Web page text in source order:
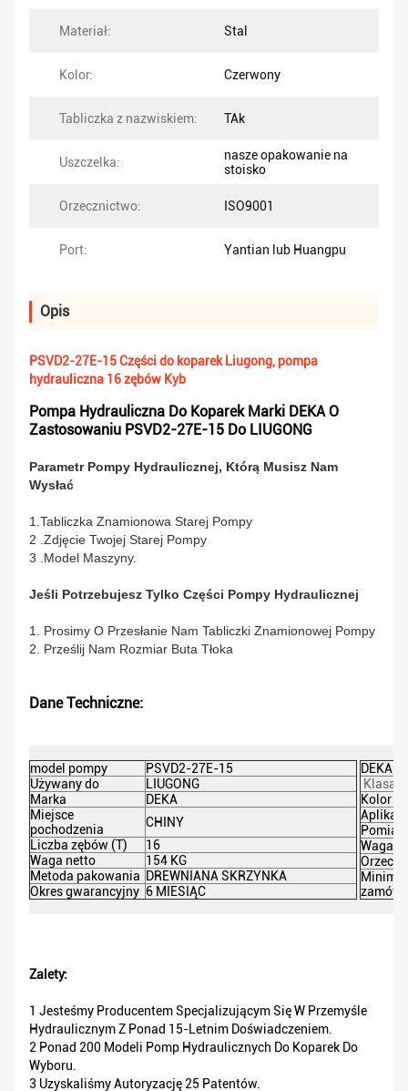
Materiał: Stal
Kolor: Czerwony
Tabliczka z nazwiskiem: TAk
Uszczelka:
nasze opakowanie na
stoisko
Orzecznictwo: ISO9001
Port: Yantian lub Huangpu
Opis
PSVD2-27E-15 Części do koparek Liugong, pompa
hydrauliczna 16 zębów Kyb
Pompa Hydrauliczna Do Koparek Marki DEKA O
Zastosowaniu PSVD2-27E-15 Do LIUGONG
Parametr Pompy Hydraulicznej, Którą Musisz Nam
Wysłać
1.Tabliczka Znamionowa Starej Pompy
2 .Zdjęcie Twojej Starej Pompy
3 .Model Maszyny.
Jeśli Potrzebujesz Tylko Części Pompy Hydraulicznej
1. Prosimy O Przesłanie Nam Tabliczki Znamionowej Pompy
2. Prześlij Nam Rozmiar Buta Tłoka
Dane Techniczne:
model pompy
PSVD2-27E-15
Używany do
LIUGONG
Marka
DEKA
Miejsce
pochodzenia
CHINY
Liczba zębów (T)
16
Waga netto
154 KG
Metoda pakowania DREWNIANA SKRZYNKA
Okres gwarancyjny 6 MIESIĄC
DEKA
Klasa
Kolor
Pomiar
Waga
Zalety:
1 Jesteśmy Producentem Specjalizującym Się W Przemyśle
Hydraulicznym Z Ponad 15-Letnim Doświadczeniem.
2 Ponad 200 Modeli Pomp Hydraulicznych Do Koparek Do
Wyboru.
3 Uzyskaliśmy Autoryzację 25 Patentów.